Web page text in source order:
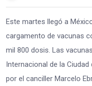
Este martes llegó a
cargamento de vacunas
mil 800 dosis. Las
Internacional de la
por el canciller Marcelo